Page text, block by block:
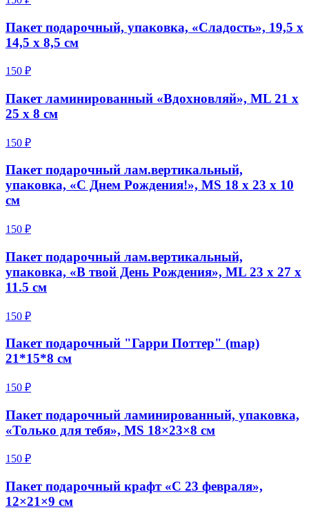
Пакет подарочный, упаковка, «Сладость», 19,5 х
14,5 х 8,5 см
150 ₽
Пакет ламинированный «Вдохновляй», ML 21 х
25 х 8 см
150 ₽
Пакет подарочный лам.вертикальный,
упаковка, «С Днем Рождения!», MS 18 х 23 х 10
см
150 ₽
Пакет подарочный лам.вертикальный,
упаковка, «В твой День Рождения», ML 23 х 27 х
11.5 см
150 ₽
Пакет подарочный "Гарри Поттер" (map)
21*15*8 см
150 ₽
Пакет подарочный ламинированный, упаковка,
«Только для тебя», MS 18×23×8 см
150 ₽
Пакет подарочный крафт «С 23 февраля»,
12×21×9 см